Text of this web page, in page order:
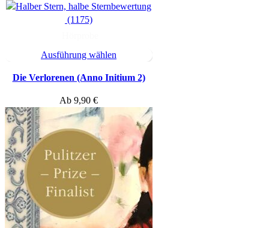
(1175)
Ausführung wählen
Die Verlorenen (Anno Initium 2)
Ab 9,90 €